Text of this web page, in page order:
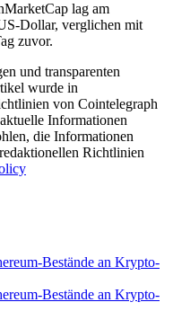
lag am
Dollar, verglichen mit
zuvor.
und transparenten
wurde in
von Cointelegraph
Informationen
die Informationen
Richtlinien
Bestände an Krypto-
Bestände an Krypto-